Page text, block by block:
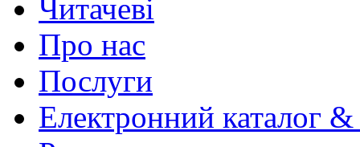
Читачеві
Про нас
Послуги
Електронний каталог